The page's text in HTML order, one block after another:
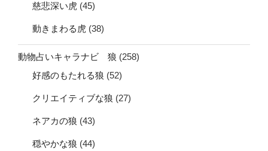
慈悲深い虎 (45)
動きまわる虎 (38)
動物占いキャラナビ 狼 (258)
好感のもたれる狼 (52)
クリエイティブな狼 (27)
ネアカの狼 (43)
穏やかな狼 (44)